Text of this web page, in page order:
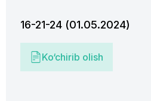
16-21-24 (01.05.2024)
Ko‘chirib olish